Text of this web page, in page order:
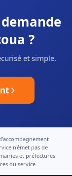
?
et simple.
n'émet pas de
et préfectures
du service.